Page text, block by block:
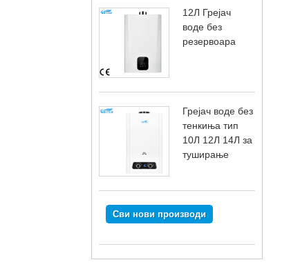
12Л Грејач
воде без
резервоара
Грејач воде без
тенкиња тип
10Л 12Л 14Л за
туширање
Сви нови производи